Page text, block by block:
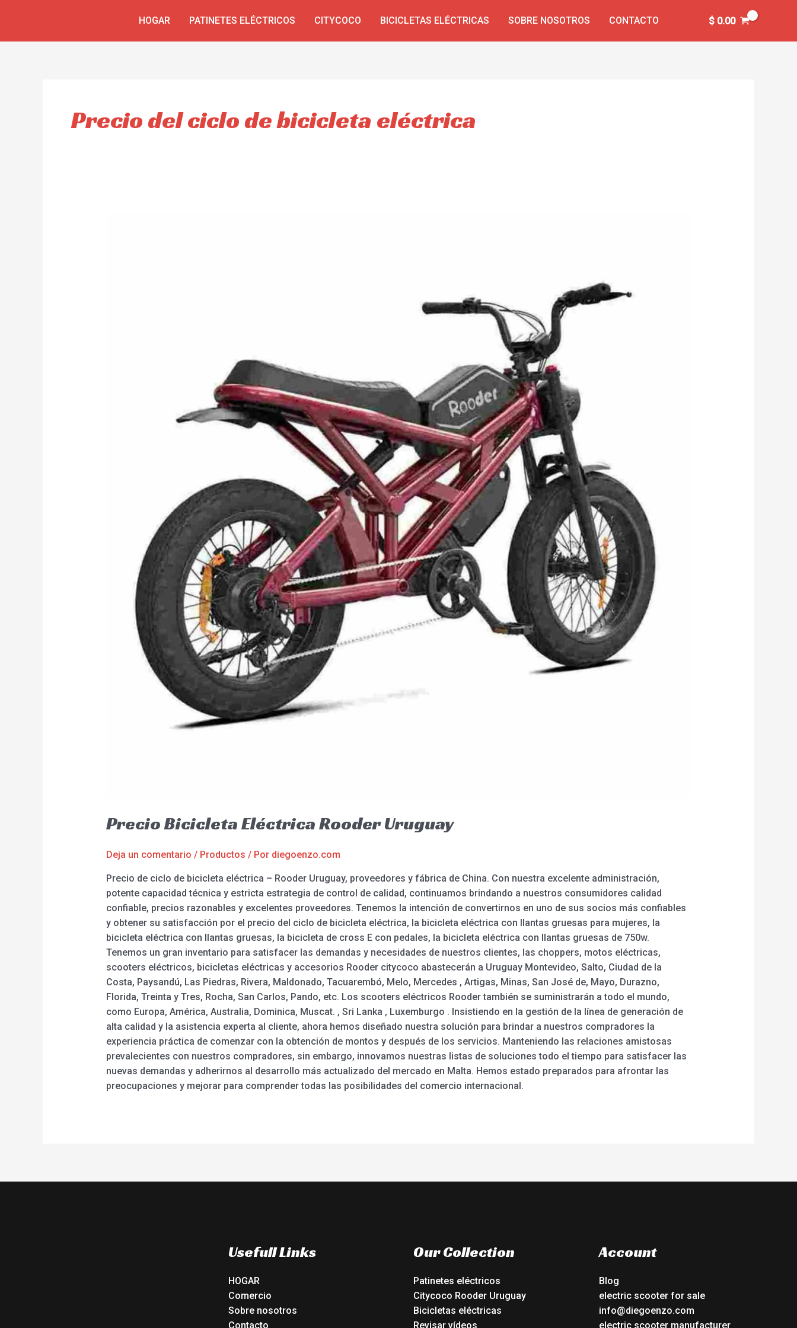
HOGAR PATINETES ELÉCTRICOS CITYCOCO BICICLETAS ELÉCTRICAS SOBRE NOSOTROS CONTACTO $0.00
Precio del ciclo de bicicleta eléctrica
Precio Bicicleta Eléctrica Rooder Uruguay
Deja un comentario / Productos / Por diegoenzo.com
Precio de ciclo de bicicleta eléctrica – Rooder Uruguay, proveedores y fábrica de China. Con nuestra excelente administración,
potente capacidad técnica y estricta estrategia de control de calidad, continuamos brindando a nuestros consumidores calidad
confiable, precios razonables y excelentes proveedores. Tenemos la intención de convertirnos en uno de sus socios más confiables
y obtener su satisfacción por el precio del ciclo de bicicleta eléctrica, la bicicleta eléctrica con llantas gruesas para mujeres, la
bicicleta eléctrica con llantas gruesas, la bicicleta de cross E con pedales, la bicicleta eléctrica con llantas gruesas de 750w.
Tenemos un gran inventario para satisfacer las demandas y necesidades de nuestros clientes, las choppers, motos eléctricas,
scooters eléctricos, bicicletas eléctricas y accesorios Rooder citycoco abastecerán a Uruguay Montevideo, Salto, Ciudad de la
Costa, Paysandú, Las Piedras, Rivera, Maldonado, Tacuarembó, Melo, Mercedes , Artigas, Minas, San José de, Mayo, Durazno,
Florida, Treinta y Tres, Rocha, San Carlos, Pando, etc. Los scooters eléctricos Rooder también se suministrarán a todo el mundo,
como Europa, América, Australia, Dominica, Muscat. , Sri Lanka , Luxemburgo . Insistiendo en la gestión de la línea de generación de
alta calidad y la asistencia experta al cliente, ahora hemos diseñado nuestra solución para brindar a nuestros compradores la
experiencia práctica de comenzar con la obtención de montos y después de los servicios. Manteniendo las relaciones amistosas
prevalecientes con nuestros compradores, sin embargo, innovamos nuestras listas de soluciones todo el tiempo para satisfacer las
nuevas demandas y adherirnos al desarrollo más actualizado del mercado en Malta. Hemos estado preparados para afrontar las
preocupaciones y mejorar para comprender todas las posibilidades del comercio internacional.
Usefull Links
HOGAR
Comercio
Sobre nosotros
Contacto
Our Collection
Patinetes eléctricos
Citycoco Rooder Uruguay
Bicicletas eléctricas
Revisar vídeos
Account
Blog
electric scooter for sale
info@diegoenzo.com
electric scooter manufacturer